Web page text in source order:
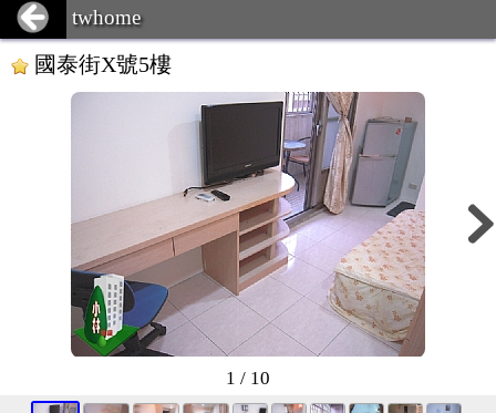
twhome
國泰街X號5樓
1 / 10